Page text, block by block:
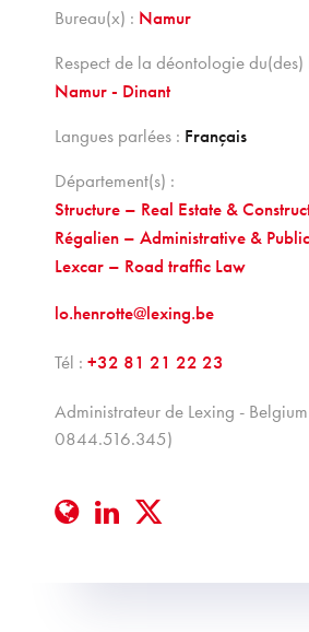
Bureau(x) : Namur
Respect de la déontologie
Namur - Dinant
Langues parlées : Français
Département(s) :
Structure – Real Estate &
Régalien – Administrative &
Lexcar – Road traffic Law
lo.henrotte@lexing.be
Tél : +32 81 21 22 23
administrateur de Lexing - Belgium SRL (B.C.E.
0844.516.345)